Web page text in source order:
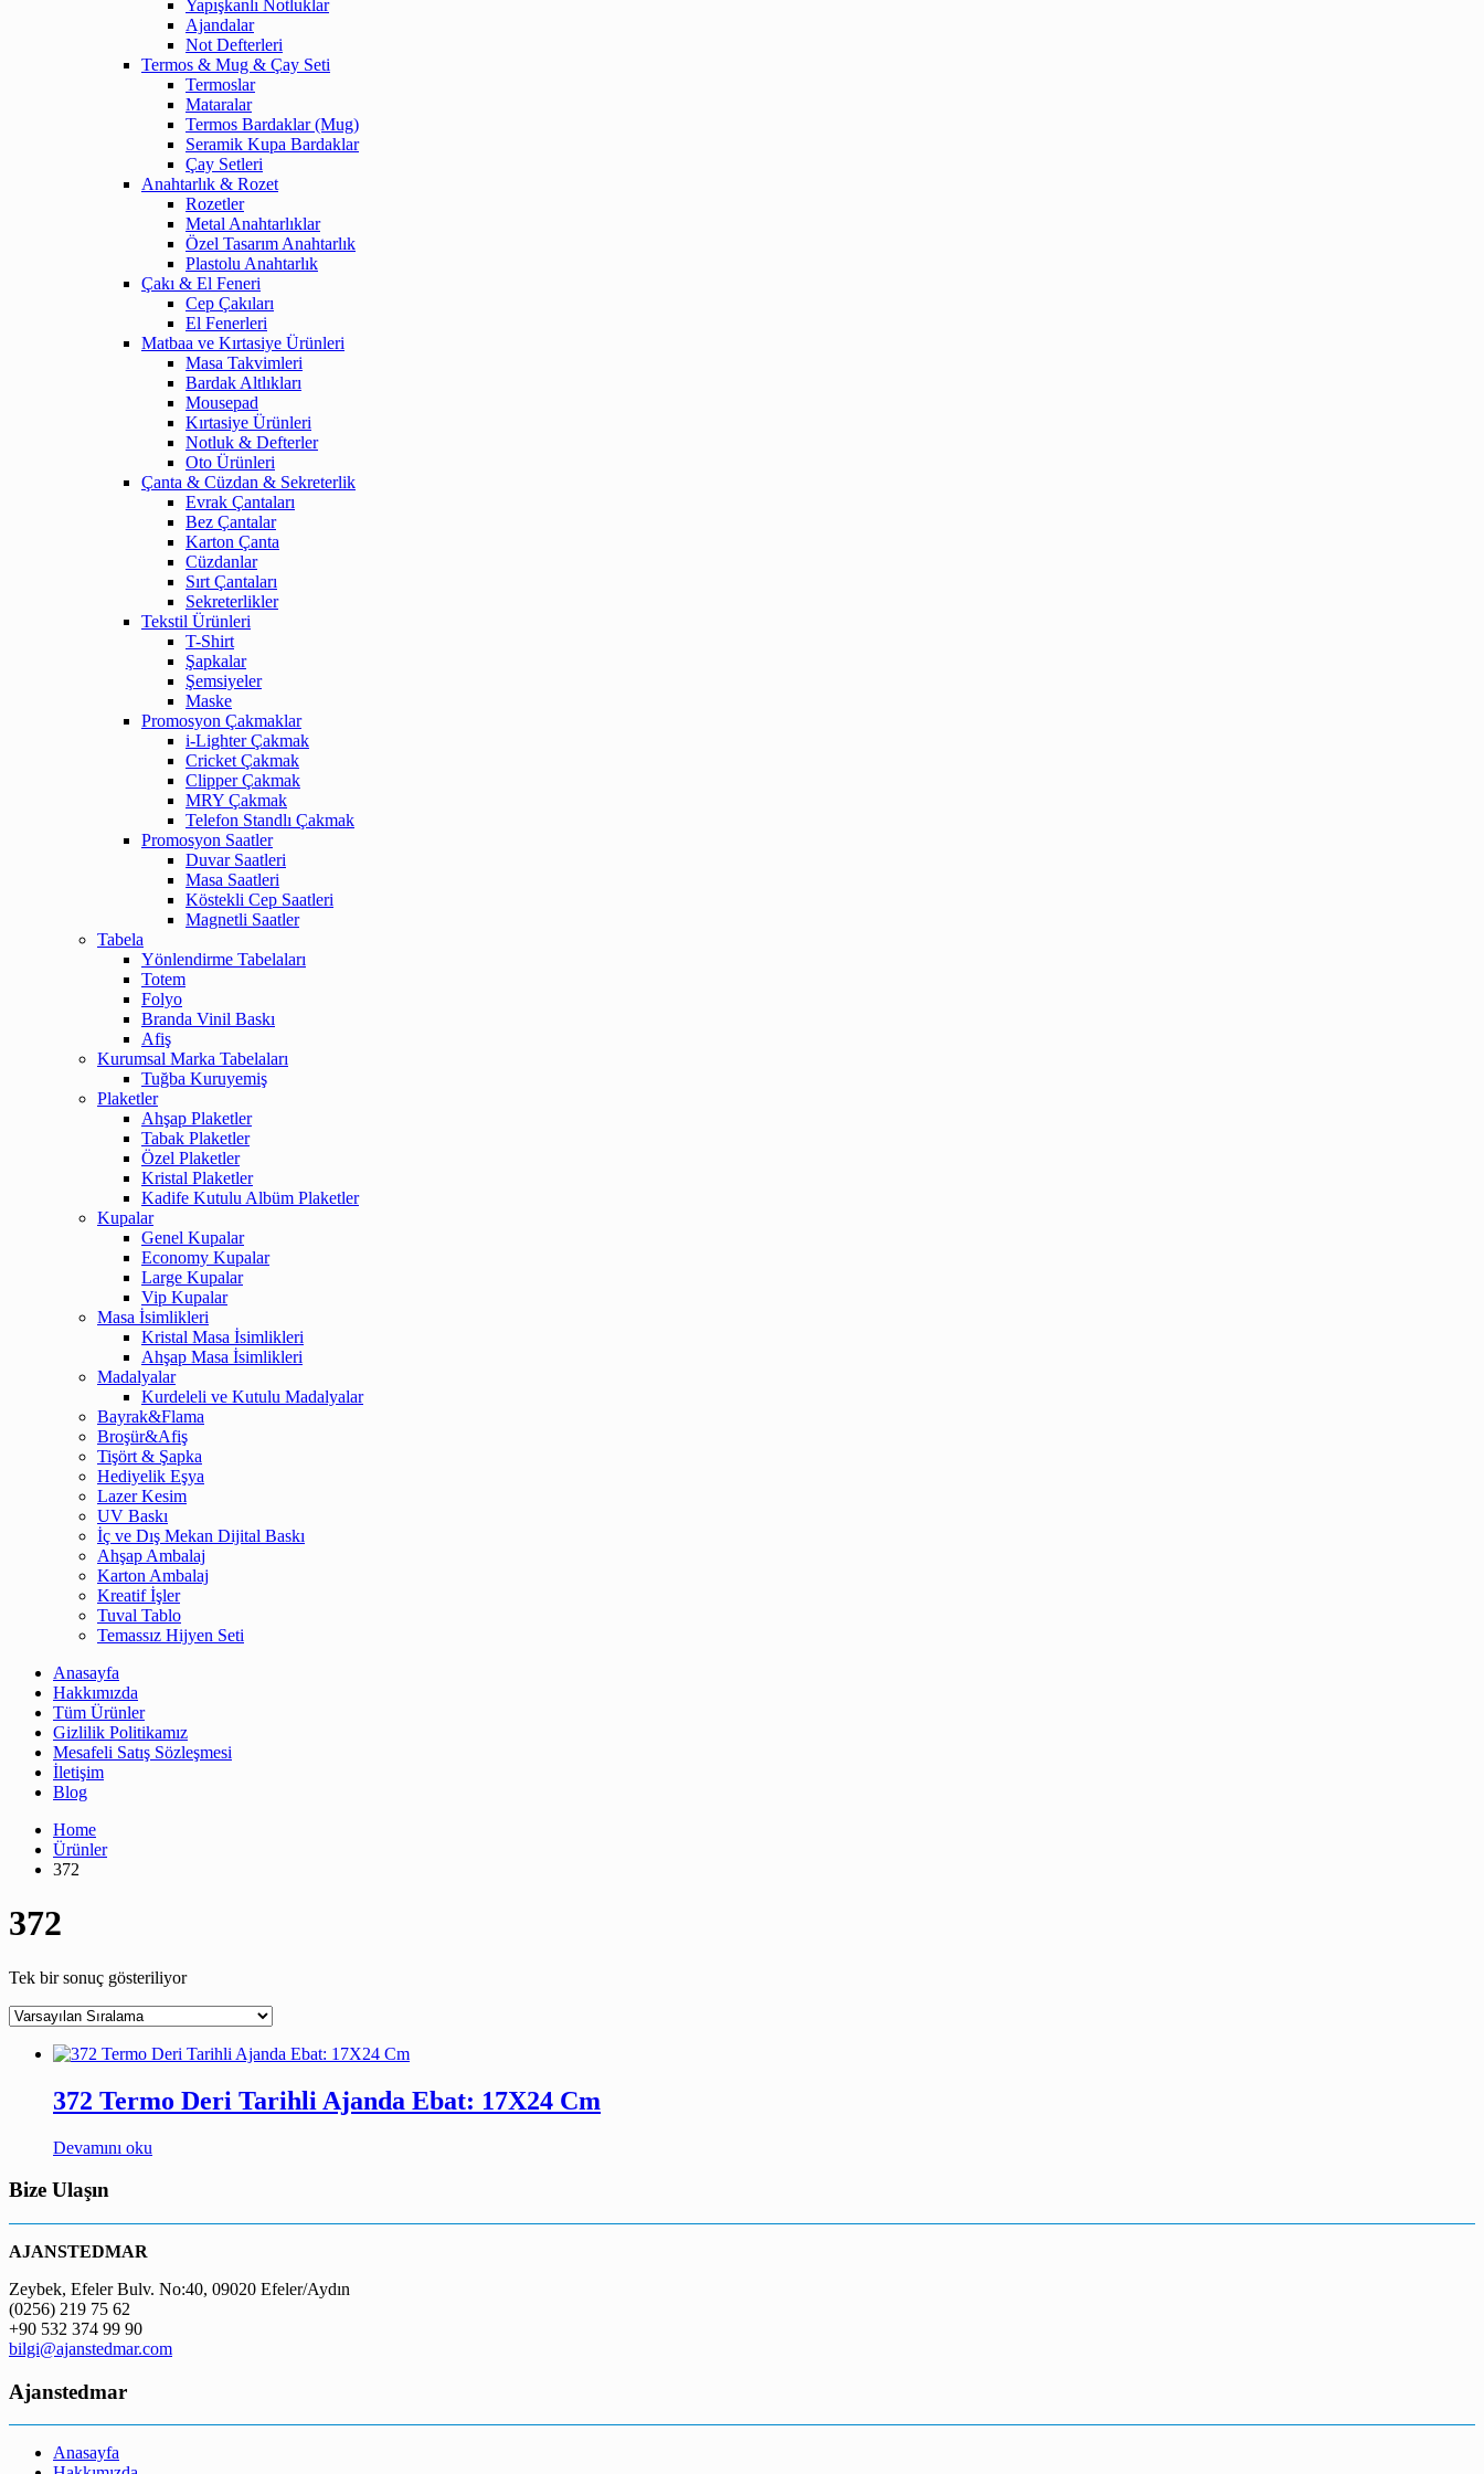
Yapışkanlı Notluklar
Ajandalar
Not Defterleri
Termos & Mug & Çay Seti
Termoslar
Mataralar
Termos Bardaklar (Mug)
Seramik Kupa Bardaklar
Çay Setleri
Anahtarlık & Rozet
Rozetler
Metal Anahtarlıklar
Özel Tasarım Anahtarlık
Plastolu Anahtarlık
Çakı & El Feneri
Cep Çakıları
El Fenerleri
Matbaa ve Kırtasiye Ürünleri
Masa Takvimleri
Bardak Altlıkları
Mousepad
Kırtasiye Ürünleri
Notluk & Defterler
Oto Ürünleri
Çanta & Cüzdan & Sekreterlik
Evrak Çantaları
Bez Çantalar
Karton Çanta
Cüzdanlar
Sırt Çantaları
Sekreterlikler
Tekstil Ürünleri
T-Shirt
Şapkalar
Şemsiyeler
Maske
Promosyon Çakmaklar
i-Lighter Çakmak
Cricket Çakmak
Clipper Çakmak
MRY Çakmak
Telefon Standlı Çakmak
Promosyon Saatler
Duvar Saatleri
Masa Saatleri
Köstekli Cep Saatleri
Magnetli Saatler
Tabela
Yönlendirme Tabelaları
Totem
Folyo
Branda Vinil Baskı
Afiş
Kurumsal Marka Tabelaları
Tuğba Kuruyemiş
Plaketler
Ahşap Plaketler
Tabak Plaketler
Özel Plaketler
Kristal Plaketler
Kadife Kutulu Albüm Plaketler
Kupalar
Genel Kupalar
Economy Kupalar
Large Kupalar
Vip Kupalar
Masa İsimlikleri
Kristal Masa İsimlikleri
Ahşap Masa İsimlikleri
Madalyalar
Kurdeleli ve Kutulu Madalyalar
Bayrak&Flama
Broşür&Afiş
Tişört & Şapka
Hediyelik Eşya
Lazer Kesim
UV Baskı
İç ve Dış Mekan Dijital Baskı
Ahşap Ambalaj
Karton Ambalaj
Kreatif İşler
Tuval Tablo
Temassız Hijyen Seti
Anasayfa
Hakkımızda
Tüm Ürünler
Gizlilik Politikamız
Mesafeli Satış Sözleşmesi
İletişim
Blog
Home
Ürünler
372
372
Tek bir sonuç gösteriliyor
372 Termo Deri Tarihli Ajanda Ebat: 17X24 Cm
Devamını oku
Bize Ulaşın
AJANSTEDMAR
Zeybek, Efeler Bulv. No:40, 09020 Efeler/Aydın
(0256) 219 75 62
+90 532 374 99 90
bilgi@ajanstedmar.com
Ajanstedmar
Anasayfa